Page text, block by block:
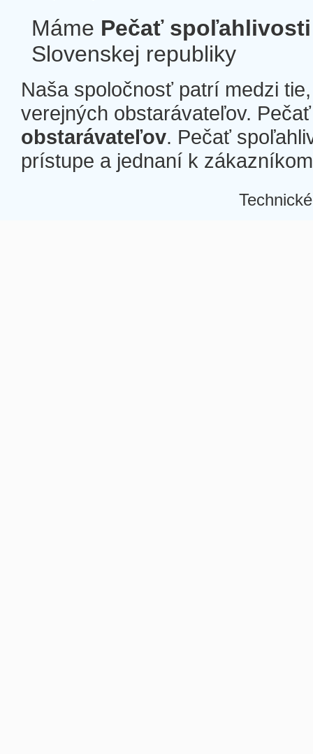
Máme Pečať spoľahlivosti
Slovenskej republiky
Naša spoločnosť patrí medzi
verejných obstarávateľov.
obstarávateľov. Pečať
prístupe a jednaní k